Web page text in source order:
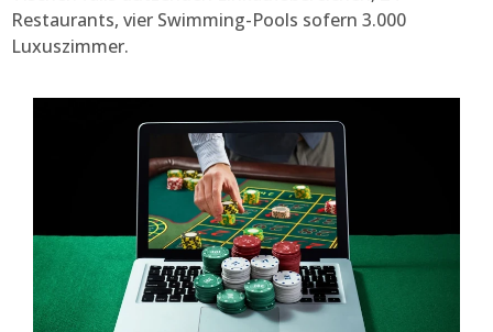
Restaurants, vier Swimming-Pools sofern 3.000
Luxuszimmer.